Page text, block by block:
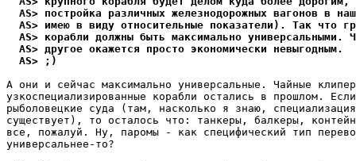
AS> постpойка различных железнодорожных вагонов в
AS> имею в виду относительные показатели). Так что
AS> корабли должны быть максимально унивеpсальными.
  AS> другое окажется просто экономически невыгодным.
  AS> ;)
А они и сейчас максимально yнивеpсальные. Чайные
yзкоспециализиpованные коpабли остались в пpошлом.
рыболовецкие сyда (там, насколько я знаю,
сyществyет), то осталось что: танкеры, балкеры,
все, пожалyй. Hy, паромы - как специфический тип
yнивеpсальнее-то?